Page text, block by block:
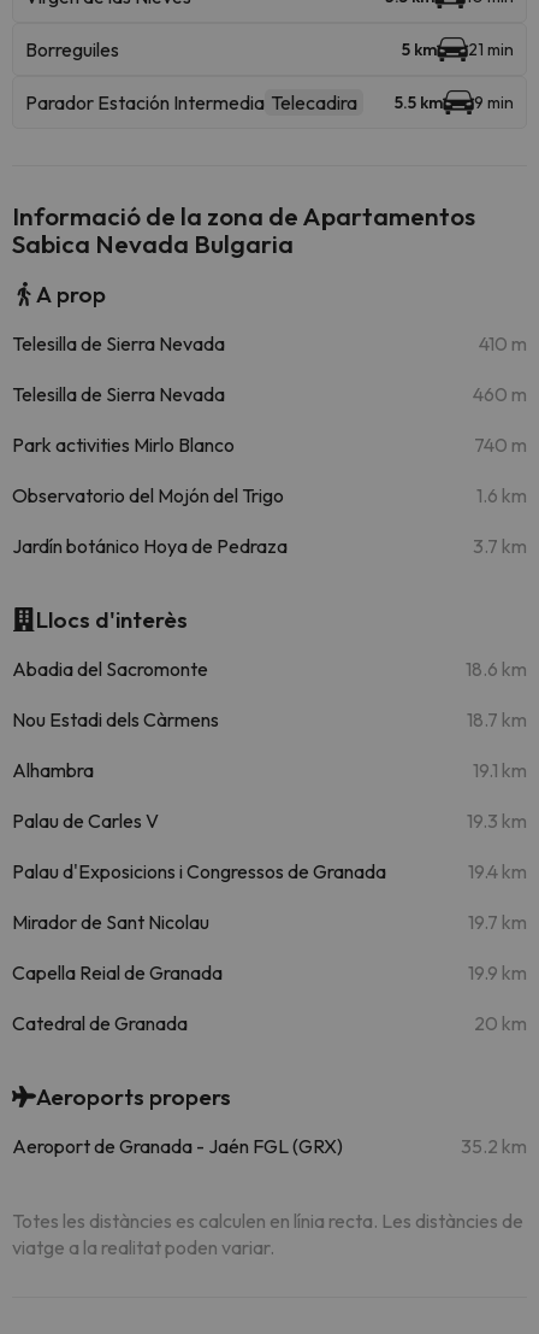
Borreguiles 5 km 21 min
Parador Estación Intermedia Telecadira 5.5 km 9 min
Informació de la zona de Apartamentos
Sabica Nevada Bulgaria
A prop
Telesilla de Sierra Nevada 410 m
Telesilla de Sierra Nevada 460 m
Park activities Mirlo Blanco 740 m
Observatorio del Mojón del Trigo 1.6 km
Jardín botánico Hoya de Pedraza 3.7 km
Llocs d'interès
Abadia del Sacromonte 18.6 km
Nou Estadi dels Càrmens 18.7 km
Alhambra 19.1 km
Palau de Carles V 19.3 km
Palau d'Exposicions i Congressos de Granada 19.4 km
Mirador de Sant Nicolau 19.7 km
Capella Reial de Granada 19.9 km
Catedral de Granada 20 km
Aeroports propers
Aeroport de Granada - Jaén FGL (GRX) 35.2 km
Totes les distàncies es calculen en línia recta. Les distàncies de
viatge a la realitat poden variar.